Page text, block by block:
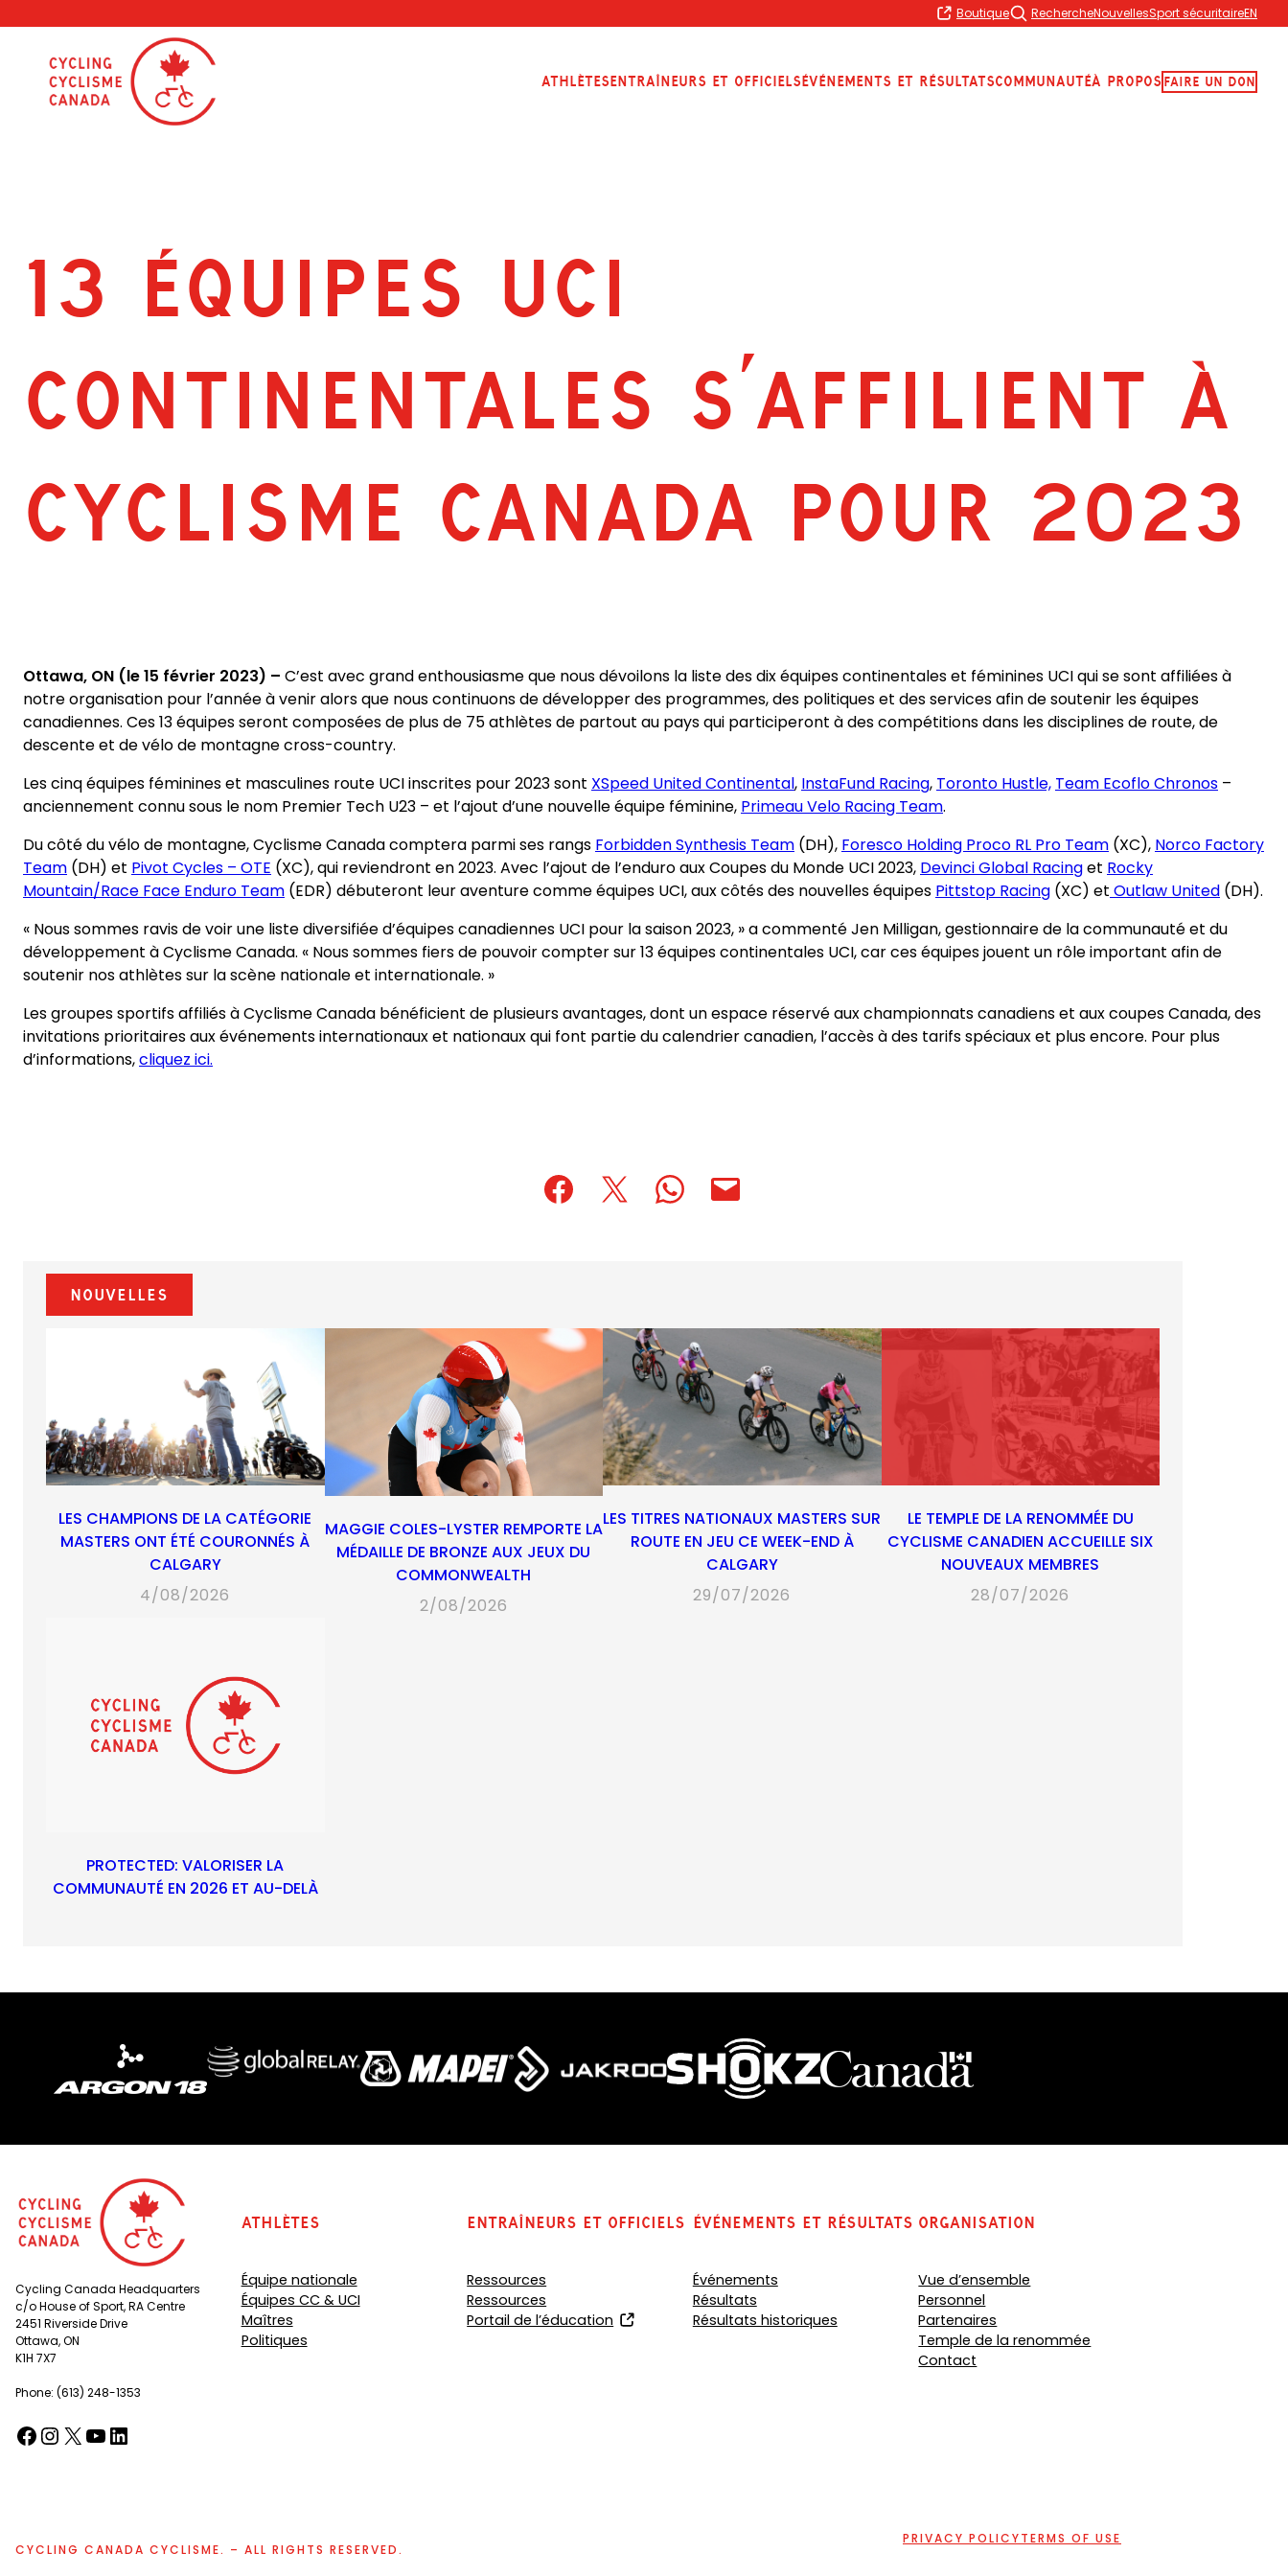
to
content
Boutique RechercheNouvellesSport sécuritaireEN
AthlètesEntraîneurs et officielsÉvénements et résultatsCommunautéÀ proposFaire Un Don
13 ÉQUIPES UCI
CONTINENTALES S’AFFILIENT À
CYCLISME CANADA POUR 2023
Ottawa, ON (le 15 février 2023) – C’est avec grand enthousiasme que nous dévoilons la liste des dix équipes continentales et féminines UCI qui se sont affiliées à
notre organisation pour l’année à venir alors que nous continuons de développer des programmes, des politiques et des services afin de soutenir les équipes
canadiennes. Ces 13 équipes seront composées de plus de 75 athlètes de partout au pays qui participeront à des compétitions dans les disciplines de route, de
descente et de vélo de montagne cross-country.
Les cinq équipes féminines et masculines route UCI inscrites pour 2023 sont XSpeed United Continental, InstaFund Racing, Toronto Hustle, Team Ecoflo Chronos –
anciennement connu sous le nom Premier Tech U23 – et l’ajout d’une nouvelle équipe féminine, Primeau Velo Racing Team.
Du côté du vélo de montagne, Cyclisme Canada comptera parmi ses rangs Forbidden Synthesis Team (DH), Foresco Holding Proco RL Pro Team (XC), Norco Factory
Team (DH) et Pivot Cycles – OTE (XC), qui reviendront en 2023. Avec l’ajout de l’enduro aux Coupes du Monde UCI 2023, Devinci Global Racinget Rocky
Mountain/Race Face Enduro Team (EDR) débuteront leur aventure comme équipes UCI, aux côtés des nouvelles équipes Pittstop Racing (XC) et Outlaw United (DH).
« Nous sommes ravis de voir une liste diversifiée d’équipes canadiennes UCI pour la saison 2023, » a commenté Jen Milligan, gestionnaire de la communauté et du
développement à Cyclisme Canada. « Nous sommes fiers de pouvoir compter sur 13 équipes continentales UCI, car ces équipes jouent un rôle important afin de
soutenir nos athlètes sur la scène nationale et internationale. »
Les groupes sportifs affiliés à Cyclisme Canada bénéficient de plusieurs avantages, dont un espace réservé aux championnats canadiens et aux coupes Canada, des
invitations prioritaires aux événements internationaux et nationaux qui font partie du calendrier canadien, l’accès à des tarifs spéciaux et plus encore. Pour plus
d’informations,cliquez ici.
(opens(opens(opens(opens
(opens
Nouvelles
LES CHAMPIONS DE LA CATÉGORIE
MASTERS ONT ÉTÉ COURONNÉS À
CALGARY
4/08/2026
MAGGIE COLES-LYSTER REMPORTE LA
MÉDAILLE DE BRONZE AUX JEUX DU
COMMONWEALTH
2/08/2026
LES TITRES NATIONAUX MASTERS SUR
ROUTE EN JEU CE WEEK-END À
CALGARY
29/07/2026
LE TEMPLE DE LA RENOMMÉE DU
CYCLISME CANADIEN ACCUEILLE SIX
NOUVEAUX MEMBRES
28/07/2026
PROTECTED: VALORISER LA
COMMUNAUTÉ EN 2026 ET AU-DELÀ
Cycling Canada Headquarters
c/o House of Sport, RA Centre
2451 Riverside Drive
Ottawa, ON
K1H 7X7
Phone: (613) 248-1353
Facebook(opens in a new tab) Instagram
(opens in a new tab) X
(opens in a new tab) YouTube
(opens in a new tab) LinkedIn
(opens in a new tab)
Athlètes
Équipe nationale
Équipes CC & UCI
Maîtres
Politiques
Entraîneurs et officiels
Ressources
Ressources
Portail de l’éducation
Événements et résultats
Événements
Résultats
Résultats historiques
organisation
Vue d’ensemble
Personnel
Partenaires
Temple de la renommée
Contact
CYCLING CANADA CYCLISME. – ALL RIGHTS RESERVED.
PRIVACY POLICYTERMS OF USE